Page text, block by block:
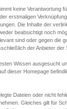
keine Verantwortung
erstmaligen
Die Inhalte der
beabsichtigt noch
sind oder gegen die
der Anbieter der
Wissen ausgesucht
dieser Homepage
Dateien oder nicht
Gleiches gilt für